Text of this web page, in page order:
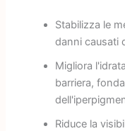
Stabilizza le
danni causati
Migliora
barriera,
Riduce la